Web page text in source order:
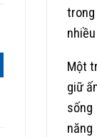
trong
Một
giữ
sống